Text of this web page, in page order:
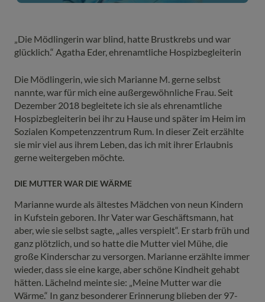
„Die Mödlingerin war blind, hatte Brustkrebs und war
glücklich.“ Agatha Eder, ehrenamtliche Hospizbegleiterin
Die Mödlingerin, wie sich Marianne M. gerne selbst
nannte, war für mich eine außergewöhnliche Frau. Seit
Dezember 2018 begleitete ich sie als ehrenamtliche
Hospizbegleiterin bei ihr zu Hause und später im Heim im
Sozialen Kompetenzzentrum Rum. In dieser Zeit erzählte
sie mir viel aus ihrem Leben, das ich mit ihrer Erlaubnis
gerne weitergeben möchte.
DIE MUTTER WAR DIE WÄRME
Marianne wurde als ältestes Mädchen von neun Kindern
in Kufstein geboren. Ihr Vater war Geschäftsmann, hat
aber, wie sie selbst sagte, „alles verspielt“. Er starb früh und
ganz plötzlich, und so hatte die Mutter viel Mühe, die
große Kinderschar zu versorgen. Marianne erzählte immer
wieder, dass sie eine karge, aber schöne Kindheit gehabt
hätten. Lächelnd meinte sie: „Meine Mutter war die
Wärme.“ In ganz besonderer Erinnerung blieben der 97-